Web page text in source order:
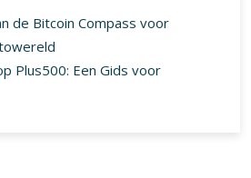
de Bitcoin Compass voor
Plus500: Een Gids voor